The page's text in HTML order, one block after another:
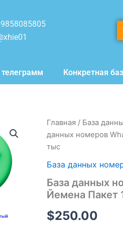
Конкретная
Главная / База
данных номеров
тыс
База данных
База данных
Йемена Пакет
$250.00
Количество
База
данных
номеров
WhatsApp
Йемена
Пакет
тыс